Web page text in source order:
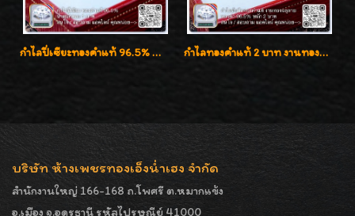
กำไลปี่เซียะทองคำแท้ 96.5% น้ำหนัก 1 บาท เสริมโชคลาภ กำไลทองคำแท้ 2 บาท งานทองฉลุลาย ดีไซน์หรูหรา สวยคลาสสิค
บริษัท ห้างเพชรทองเอ็งน่ำเฮง จำกัด
สำนักงานใหญ่ 166-168 ถ.โพศรี ต.หมากแข้ง
อ.เมือง จ.อุดรธานี รหัสไปรษณีย์ 41000